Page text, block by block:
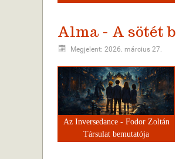
Alma - A sötét
Megjelent: 2026. március 27.
Az Inversedance - Fodor Zoltán
Társulat bemutatója